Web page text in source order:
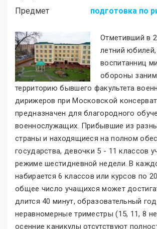
Предмет
подготовка по
Отметивший в
летний
воспитанниц
обороны
территорию бывшего факультета
дирижеров при Московской
предназначен для благородного
военнослужащих. Прибывшие из
страны и находящиеся на полном
государства, девочки 5 - 11 классов
режиме шестидневной недели. В
набирается 6 классов или курсов по
общее число учащихся может
длится 40 минут, образовательный
неравномерные триместры (15, 11, 8
осенние каникулы отсутствуют